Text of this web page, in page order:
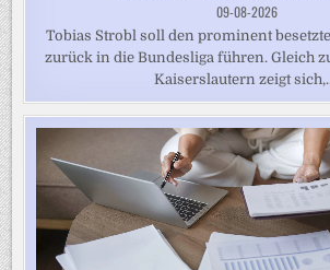
09-08-2026
Tobias Strobl soll den prominent
zurück in die Bundesliga führen. Gleich
Kaiserslautern zeigt